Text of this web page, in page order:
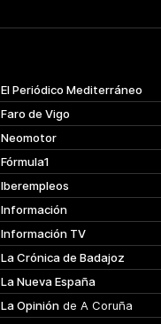
El Periódico Mediterráneo
Faro de Vigo
Neomotor
Fórmula1
Iberempleos
Información
Información TV
La Crónica de Badajoz
La Nueva España
La Opinión de A Coruña